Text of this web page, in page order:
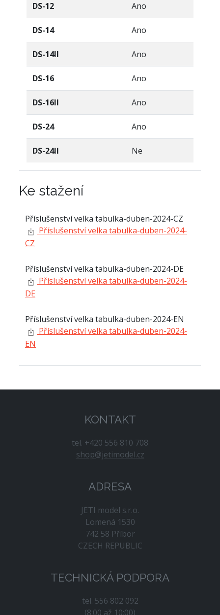
DS-12 Ano
DS-14 Ano
DS-14II Ano
DS-16 Ano
DS-16II Ano
DS-24 Ano
DS-24II Ne
Ke stažení
Příslušenství velka tabulka-duben-2024-CZ
Příslušenství velka tabulka-duben-2024-
CZ
Příslušenství velka tabulka-duben-2024-DE
Příslušenství velka tabulka-duben-2024-
DE
Příslušenství velka tabulka-duben-2024-EN
Příslušenství velka tabulka-duben-2024-
EN
KONTAKT
tel. +420 556 810 708
shop@jetimodel.cz
ADRESA
JETI model s.r.o.
Lomená 1530
742 58 Příbor
CZECH REPUBLIC
TECHNICKÁ PODPORA
tel. 556 802 092
(8:00 až 10:00)